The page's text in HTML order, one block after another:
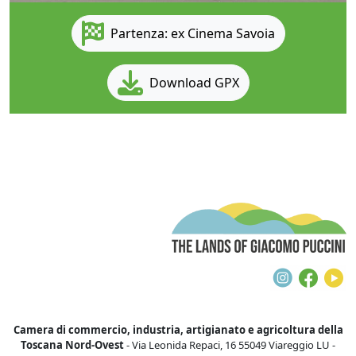
Partenza: ex Cinema Savoia
Download GPX
Camera di commercio, industria, artigianato e agricoltura della
Toscana Nord-Ovest- Via Leonida Repaci, 16 55049 Viareggio LU -